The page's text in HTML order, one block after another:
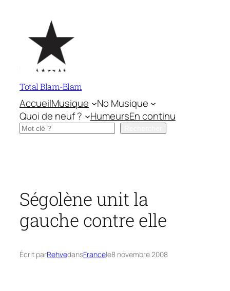
contenu
Total Blam-Blam
AccueilMusique
No Musique
Quoi de neuf ?
HumeursEn continu
Rechercher
Ségolène unit la
gauche contre elle
Écrit parRehvedansFrancele8 novembre 2008